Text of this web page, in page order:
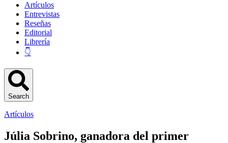
Artículos
Entrevistas
Reseñas
Editorial
Librería
👇
Search
Artículos
Júlia Sobrino, ganadora del primer